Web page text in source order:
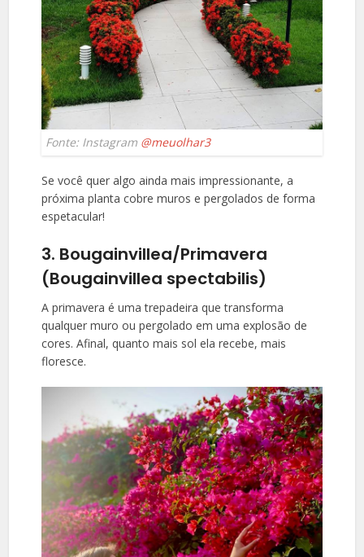
Fonte: Instagram @meuolhar3
Se você quer algo ainda mais impressionante, a
próxima planta cobre muros e pergolados de forma
espetacular!
3. Bougainvillea/Primavera
(Bougainvillea spectabilis)
A primavera é uma trepadeira que transforma
qualquer muro ou pergolado em uma explosão de
cores. Afinal, quanto mais sol ela recebe, mais
floresce.